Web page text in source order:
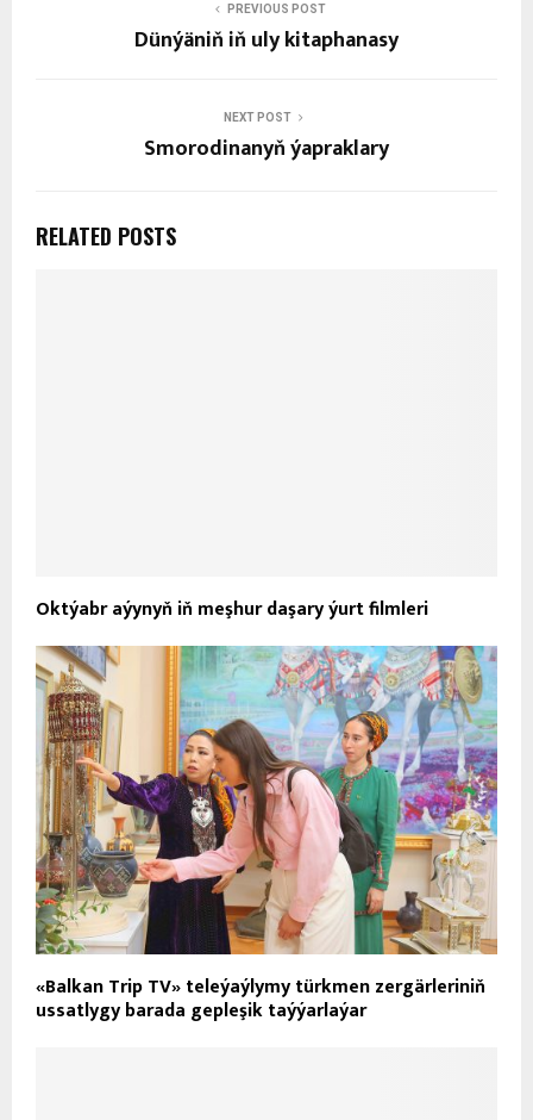
PREVIOUS POST
Dünýäniň iň uly kitaphanasy
NEXT POST
Smorodinanyň ýapraklary
RELATED POSTS
Oktýabr aýynyň iň meşhur daşary ýurt filmleri
«Balkan Trip TV» teleýaýlymy türkmen zergärleriniň
ussatlygy barada gepleşik taýýarlaýar